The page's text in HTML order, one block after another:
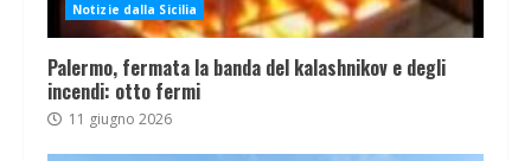
Notizie dalla Sicilia
Palermo, fermata la banda del kalashnikov e degli
incendi: otto fermi
11 giugno 2026